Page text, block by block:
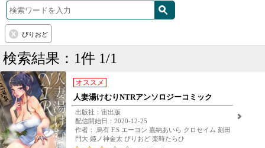
ぴりおど
検索結果：1件 1/1
オススメ
人妻湯けむりNTRアンソロジーコミック
出版社：宙出版
配信開始日：2020-12-25
作者： 烏有 F.S エーヨン 嘉納あいら クロセイム 刻田
門大 姫ノ神金太 ぴりおど 楽時たらひ